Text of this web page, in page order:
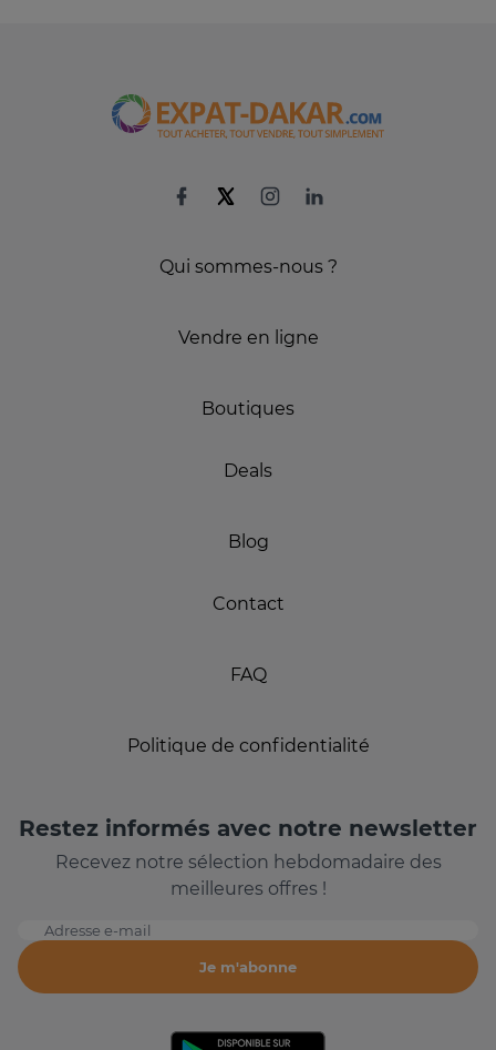
Qui sommes-nous ?
Vendre en ligne
Boutiques
Deals
Blog
Contact
FAQ
Politique de confidentialité
Restez informés avec notre newsletter
Recevez notre sélection hebdomadaire des
meilleures offres !
Adresse e-mail
Je m'abonne